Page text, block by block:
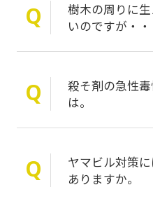
Q
樹木の周りに
いのですが・・
Q
殺そ剤の急性
は。
Q
ヤマビル対策
ありますか。